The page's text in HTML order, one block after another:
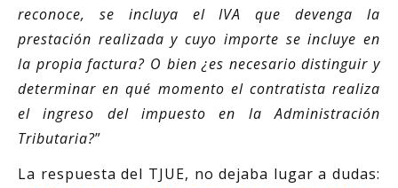
reconoce, se incluya el IVA que devenga la
prestación realizada y cuyo importe se incluye en
la propia factura? O bien ¿es necesario distinguir y
determinar en qué momento el contratista realiza
el ingreso del impuesto en la Administración
Tributaria?”
La respuesta del TJUE, no dejaba lugar a dudas: